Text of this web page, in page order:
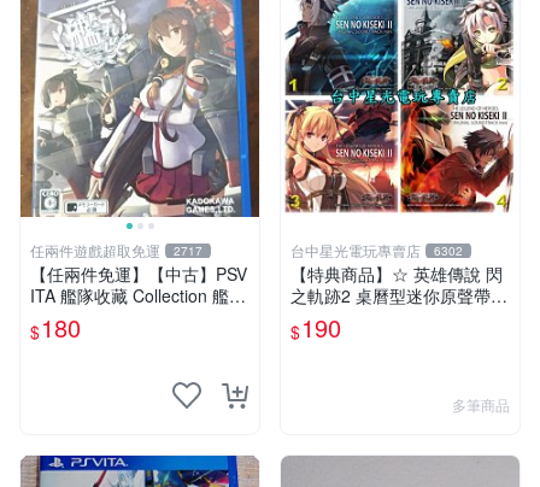
任兩件遊戲超取免運 2717
【任兩件免運】【中古】PSV
ITA 艦隊收藏 Collection 艦隊
收藏 改 純日版
$180
台中星光電玩專賣店 6302
【特典商品】☆ 英雄傳說 閃
之軌跡2 桌曆型迷你原聲帶 C
D ☆全新品【現貨供應 可挑
款】台中星光電玩
$190
多筆商品